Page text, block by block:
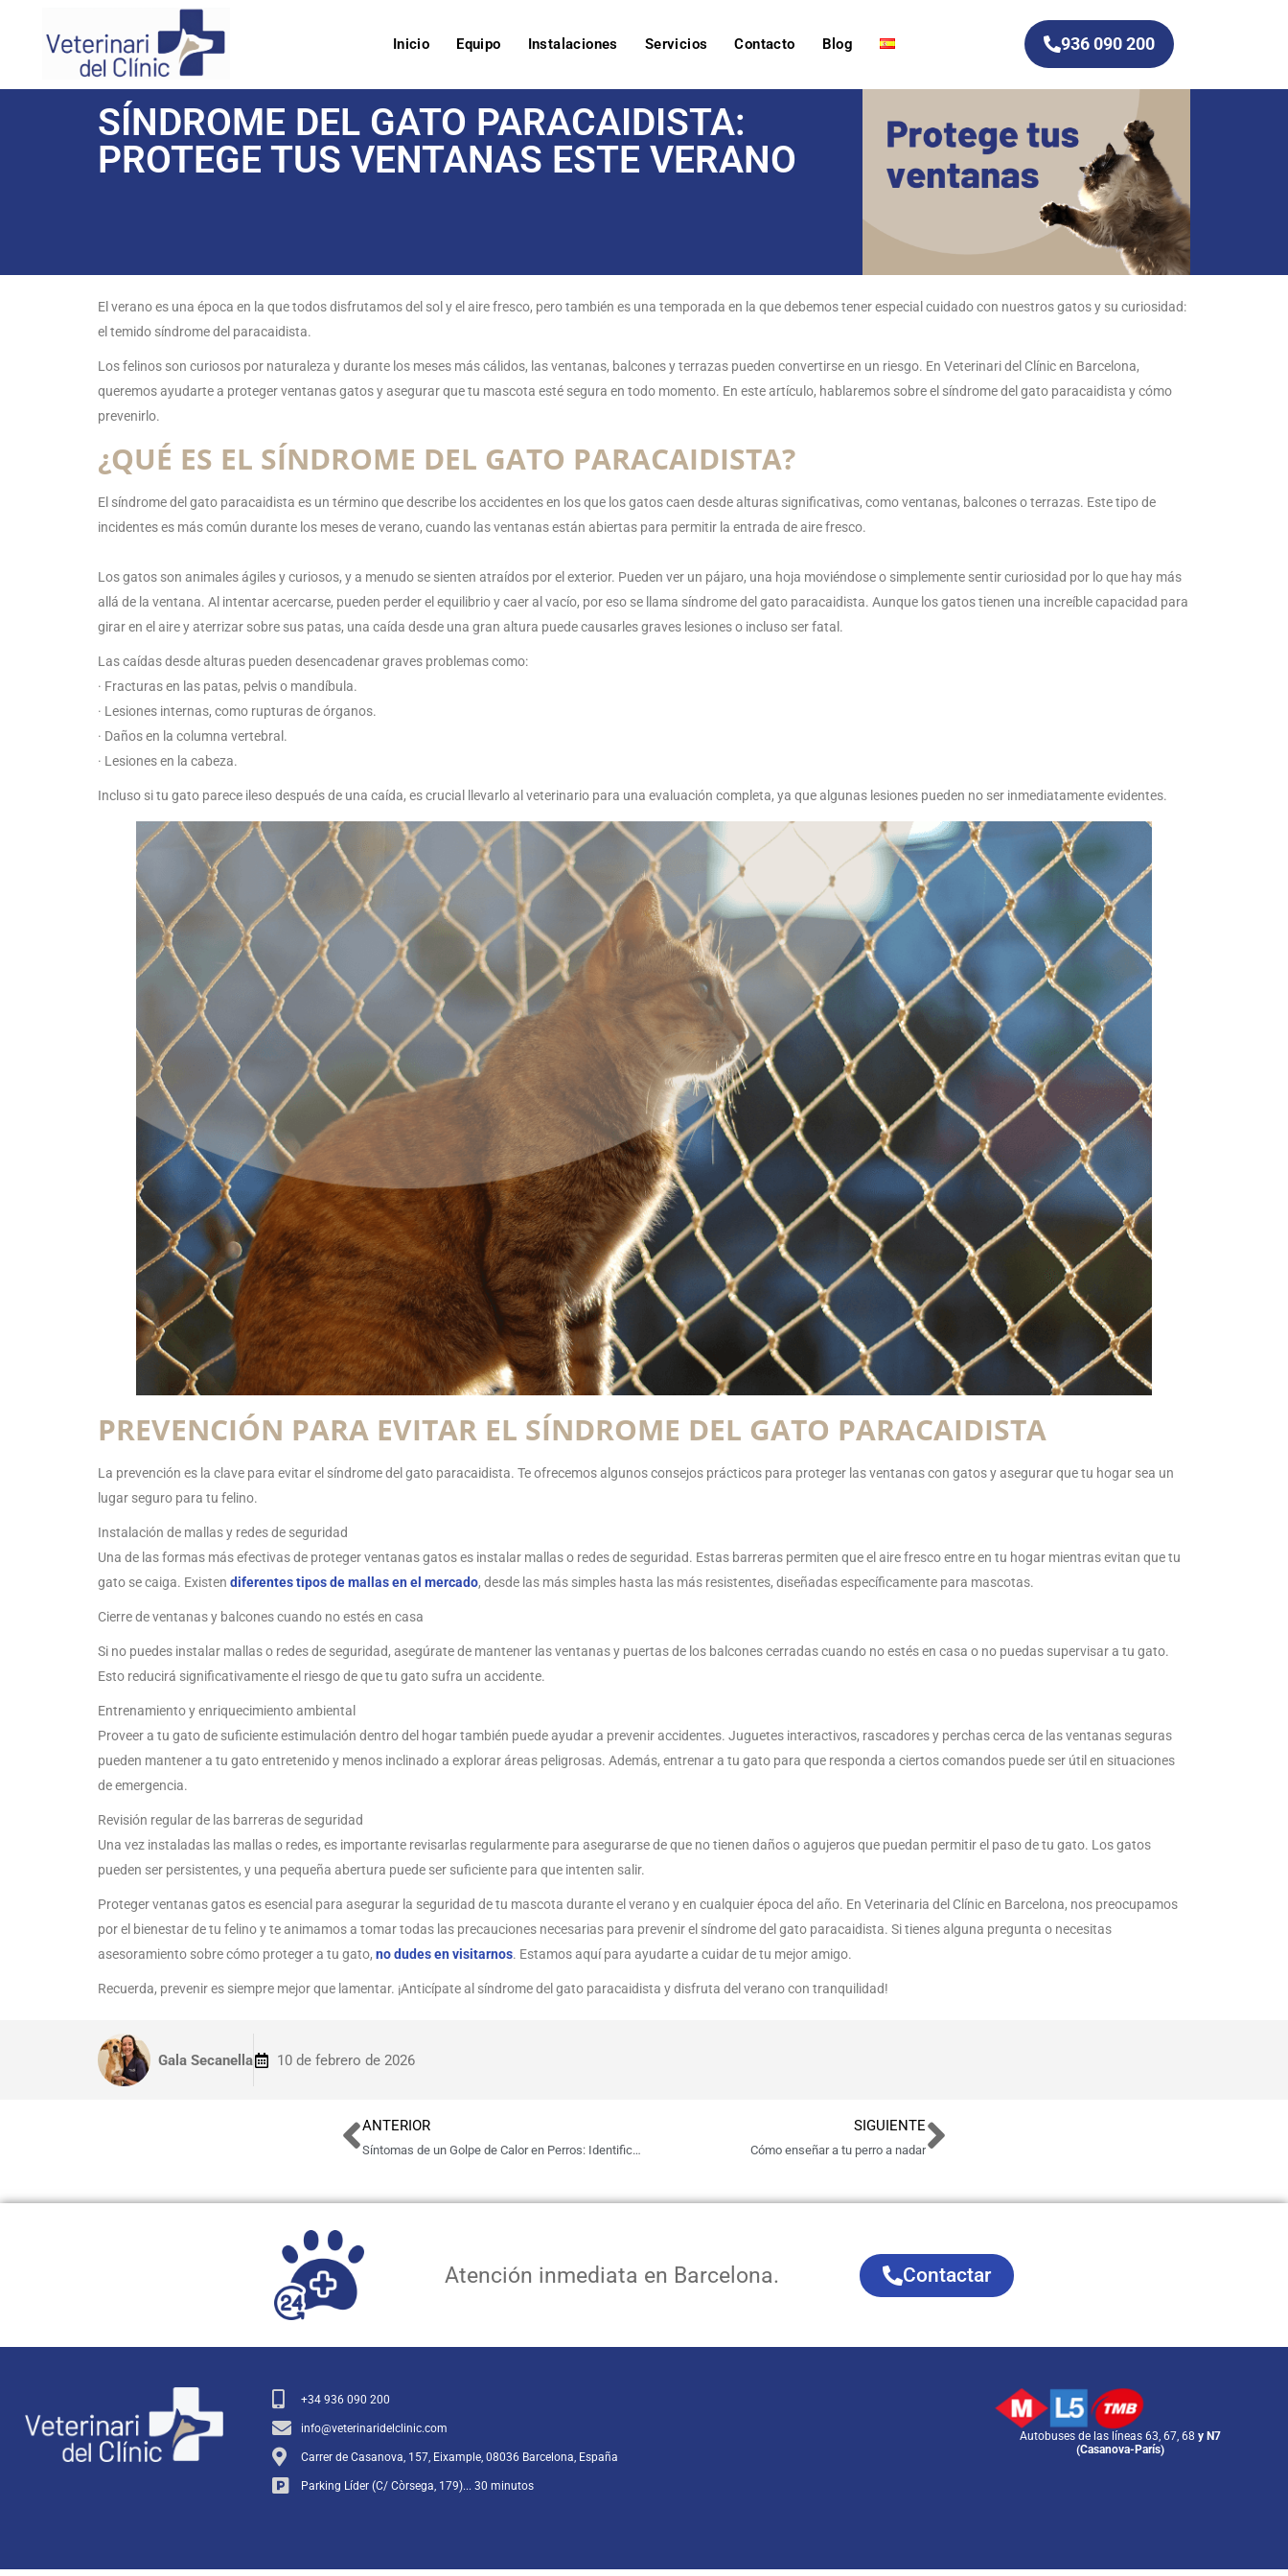
Inicio Equipo Instalaciones Servicios Contacto Blog 936 090 200
SÍNDROME DEL GATO PARACAIDISTA:
PROTEGE TUS VENTANAS ESTE VERANO
El verano es una época en la que todos disfrutamos del sol y el aire fresco, pero también es una temporada en la que debemos tener especial cuidado con nuestros gatos y su curiosidad:
el temido síndrome del paracaidista.
Los felinos son curiosos por naturaleza y durante los meses más cálidos, las ventanas, balcones y terrazas pueden convertirse en un riesgo. En Veterinari del Clínic en Barcelona,
queremos ayudarte a proteger ventanas gatos y asegurar que tu mascota esté segura en todo momento. En este artículo, hablaremos sobre el síndrome del gato paracaidista y cómo
prevenirlo.
¿QUÉ ES EL SÍNDROME DEL GATO PARACAIDISTA?
El síndrome del gato paracaidista es un término que describe los accidentes en los que los gatos caen desde alturas significativas, como ventanas, balcones o terrazas. Este tipo de
incidentes es más común durante los meses de verano, cuando las ventanas están abiertas para permitir la entrada de aire fresco.
Los gatos son animales ágiles y curiosos, y a menudo se sienten atraídos por el exterior. Pueden ver un pájaro, una hoja moviéndose o simplemente sentir curiosidad por lo que hay más
allá de la ventana. Al intentar acercarse, pueden perder el equilibrio y caer al vacío, por eso se llama síndrome del gato paracaidista. Aunque los gatos tienen una increíble capacidad para
girar en el aire y aterrizar sobre sus patas, una caída desde una gran altura puede causarles graves lesiones o incluso ser fatal.
Las caídas desde alturas pueden desencadenar graves problemas como:
· Fracturas en las patas, pelvis o mandíbula.
· Lesiones internas, como rupturas de órganos.
· Daños en la columna vertebral.
· Lesiones en la cabeza.
Incluso si tu gato parece ileso después de una caída, es crucial llevarlo al veterinario para una evaluación completa, ya que algunas lesiones pueden no ser inmediatamente evidentes.
PREVENCIÓN PARA EVITAR EL SÍNDROME DEL GATO PARACAIDISTA
La prevención es la clave para evitar el síndrome del gato paracaidista. Te ofrecemos algunos consejos prácticos para proteger las ventanas con gatos y asegurar que tu hogar sea un
lugar seguro para tu felino.
Instalación de mallas y redes de seguridad
Una de las formas más efectivas de proteger ventanas gatos es instalar mallas o redes de seguridad. Estas barreras permiten que el aire fresco entre en tu hogar mientras evitan que tu
gato se caiga. Existen diferentes tipos de mallas en el mercado, desde las más simples hasta las más resistentes, diseñadas específicamente para mascotas.
Cierre de ventanas y balcones cuando no estés en casa
Si no puedes instalar mallas o redes de seguridad, asegúrate de mantener las ventanas y puertas de los balcones cerradas cuando no estés en casa o no puedas supervisar a tu gato.
Esto reducirá significativamente el riesgo de que tu gato sufra un accidente.
Entrenamiento y enriquecimiento ambiental
Proveer a tu gato de suficiente estimulación dentro del hogar también puede ayudar a prevenir accidentes. Juguetes interactivos, rascadores y perchas cerca de las ventanas seguras
pueden mantener a tu gato entretenido y menos inclinado a explorar áreas peligrosas. Además, entrenar a tu gato para que responda a ciertos comandos puede ser útil en situaciones
de emergencia.
Revisión regular de las barreras de seguridad
Una vez instaladas las mallas o redes, es importante revisarlas regularmente para asegurarse de que no tienen daños o agujeros que puedan permitir el paso de tu gato. Los gatos
pueden ser persistentes, y una pequeña abertura puede ser suficiente para que intenten salir.
Proteger ventanas gatos es esencial para asegurar la seguridad de tu mascota durante el verano y en cualquier época del año. En Veterinaria del Clínic en Barcelona, nos preocupamos
por el bienestar de tu felino y te animamos a tomar todas las precauciones necesarias para prevenir el síndrome del gato paracaidista. Si tienes alguna pregunta o necesitas
asesoramiento sobre cómo proteger a tu gato, no dudes en visitarnos. Estamos aquí para ayudarte a cuidar de tu mejor amigo.
Recuerda, prevenir es siempre mejor que lamentar. ¡Anticípate al síndrome del gato paracaidista y disfruta del verano con tranquilidad!
Gala Secanella 10 de febrero de 2026
ANTERIOR
Síntomas de un Golpe de Calor en Perros: Identificación y Acción Rápida
SIGUIENTE
Cómo enseñar a tu perro a nadar
Atención inmediata en Barcelona. Contactar
+34 936 090 200
info@veterinaridelclinic.com
Carrer de Casanova, 157, Eixample, 08036 Barcelona, España
Parking Líder (C/ Còrsega, 179)... 30 minutos
Autobuses de las líneas 63, 67, 68y N7
(Casanova-París)